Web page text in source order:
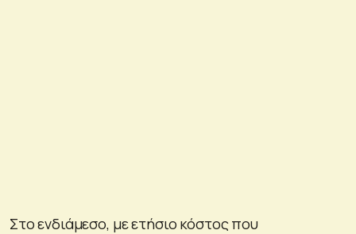
Στο ενδιάμεσο, με ετήσιο κόστος που